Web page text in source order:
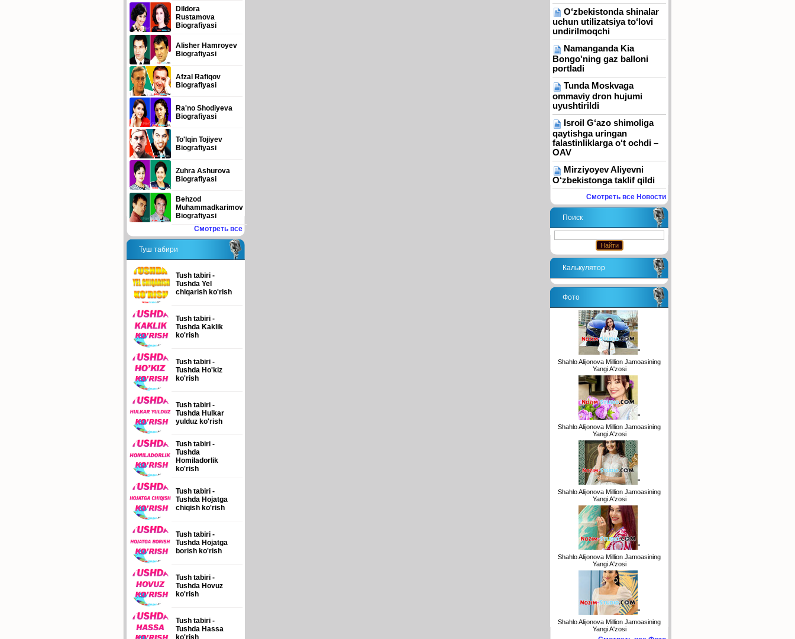
Dildora
Rustamova
Biografiyasi
Alisher Hamroyev
Biografiyasi
Afzal Rafiqov
Biografiyasi
Ra'no Shodiyeva
Biografiyasi
To'lqin Tojiyev
Biografiyasi
Zuhra Ashurova
Biografiyasi
Behzod
Muhammadkarimov
Biografiyasi
Смотреть все
Туш табири
Tush tabiri -
Tushda Yel
chiqarish ko'rish
Tush tabiri -
Tushda Kaklik
ko'rish
Tush tabiri -
Tushda Ho'kiz
ko'rish
Tush tabiri -
Tushda Hulkar
yulduz ko'rish
Tush tabiri -
Tushda
Homiladorlik
ko'rish
Tush tabiri -
Tushda Hojatga
chiqish ko'rish
Tush tabiri -
Tushda Hojatga
borish ko'rish
Tush tabiri -
Tushda Hovuz
ko'rish
Tush tabiri -
Tushda Hassa
ko'rish
O‘zbekistonda shinalar
uchun utilizatsiya to‘lovi
undirilmoqchi
Namanganda Kia
Bongo'ning gaz balloni
portladi
Tunda Moskvaga
ommaviy dron hujumi
uyushtirildi
Isroil G‘azo shimoliga
qaytishga uringan
falastinliklarga o‘t ochdi –
OAV
Mirziyoyev Aliyevni
O‘zbekistonga taklif qildi
Смотреть все Новости
Поиск
Калькулятор
Фото
"
Shahlo Alijonova Million Jamoasining
Yangi A'zosi
"
Shahlo Alijonova Million Jamoasining
Yangi A'zosi
"
Shahlo Alijonova Million Jamoasining
Yangi A'zosi
"
Shahlo Alijonova Million Jamoasining
Yangi A'zosi
"
Shahlo Alijonova Million Jamoasining
Yangi A'zosi